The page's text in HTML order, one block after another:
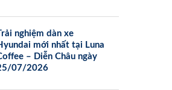
nghiệm dàn xe
mới nhất tại Luna
– Diễn Châu ngày
07/2026